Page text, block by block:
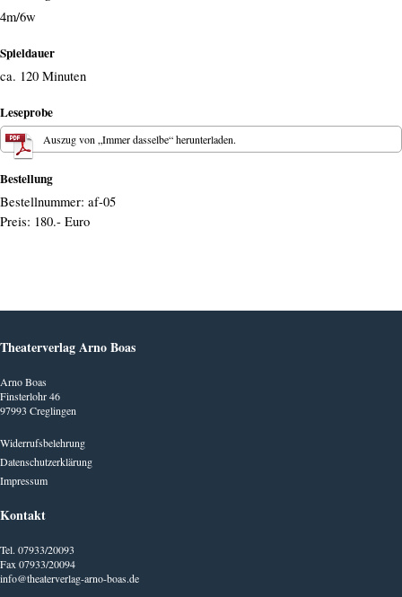
4m/6w
Spieldauer
ca. 120 Minuten
Leseprobe
Auszug von „Immer dasselbe“ herunterladen.
Bestellung
Bestellnummer: af-05
Preis: 180.- Euro
Theaterverlag Arno Boas
Arno Boas
Finsterlohr 46
97993 Creglingen
Widerrufsbelehrung
Datenschutzerklärung
Impressum
Kontakt
Tel. 07933/20093
Fax 07933/20094
info@theaterverlag-arno-boas.de